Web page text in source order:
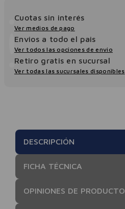
Cuotas sin interés
Ver medios de pago
Envios a todo el pais
Ver todos las opciones de envio
Retiro gratis en sucursal
Ver todas las sucursales disponibles
DESCRIPCIÓN
FICHA TÉCNICA
OPINIONES DE PRODUCTO